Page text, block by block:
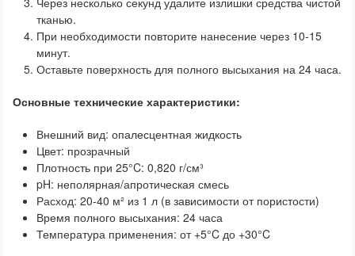
тканью.
При необходимости повторите нанесение через 10-15
минут.
Оставьте поверхность для полного высыхания на 24 часа.
Основные технические характеристики:
Внешний вид: опалесцентная жидкость
Цвет: прозрачный
Плотность при 25°C: 0,820 г/см³
pH: неполярная/апротическая смесь
Расход: 20-40 м² из 1 л (в зависимости от пористости)
Время полного высыхания: 24 часа
Температура применения: от +5°C до +30°C